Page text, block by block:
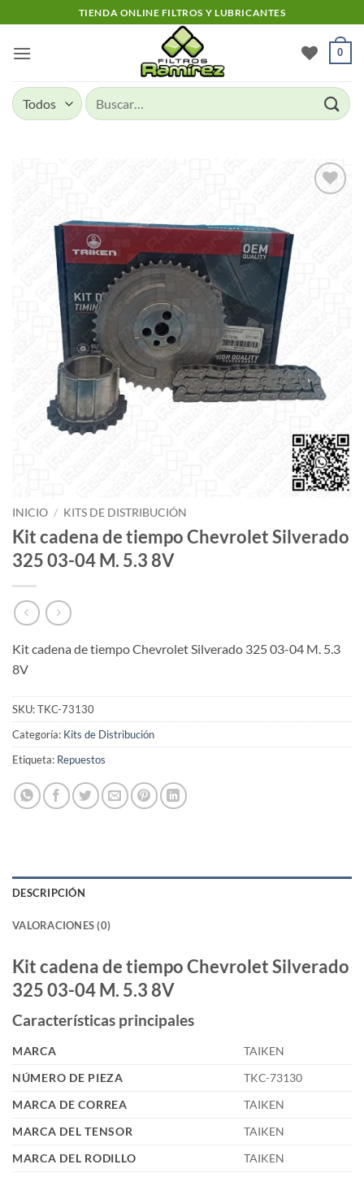
to
content
TIENDA ONLINE FILTROS Y LUBRICANTES
0
Buscar
por:
INICIO / KITS DE DISTRIBUCIÓN
Kit cadena de tiempo Chevrolet Silverado
325 03-04 M. 5.3 8V
Kit cadena de tiempo Chevrolet Silverado 325 03-04 M. 5.3
8V
SKU:TKC-73130
Categoría: Kits de Distribución
Etiqueta: Repuestos
DESCRIPCIÓN
VALORACIONES (0)
Kit cadena de tiempo Chevrolet Silverado
325 03-04 M. 5.3 8V
Características principales
MARCA
TAIKEN
NÚMERO DE PIEZA
TKC-73130
MARCA DE CORREA
TAIKEN
MARCA DEL TENSOR
TAIKEN
MARCA DEL RODILLO
TAIKEN